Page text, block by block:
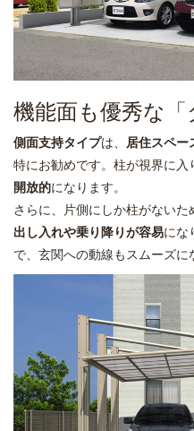
機能面も優秀な「
側面支持タイプは、 居住スペ
特にお勧めです。柱が視界に入
開放的になります。
さらに、片側にしか柱がないた
出し入れや乗り降りが容易にな
で、玄関への動線もスムーズに